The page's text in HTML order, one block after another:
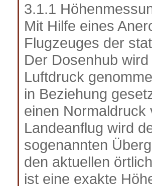
3.1.1
Mit Hilfe eines
Flugzeuges der
Der Dosenhub
Luftdruck
in Beziehung
einen Normaldruck
Landeanflug wird
sogenannten
den aktuellen
ist eine exakte